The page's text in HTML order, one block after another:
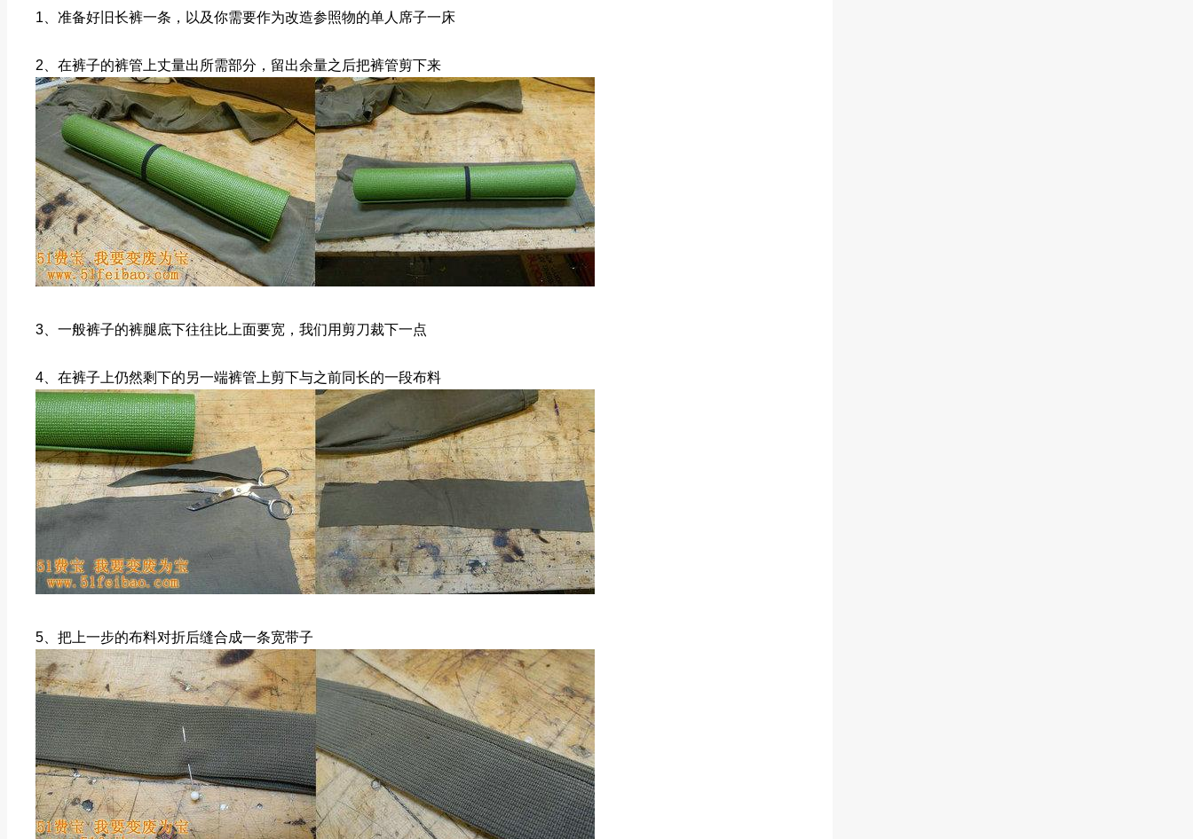
1、准备好旧长裤一条，以及你需要作为改造参照物的单人席子一床
2、在裤子的裤管上丈量出所需部分，留出余量之后把裤管剪下来
3、一般裤子的裤腿底下往往比上面要宽，我们用剪刀裁下一点
4、在裤子上仍然剩下的另一端裤管上剪下与之前同长的一段布料
5、把上一步的布料对折后缝合成一条宽带子